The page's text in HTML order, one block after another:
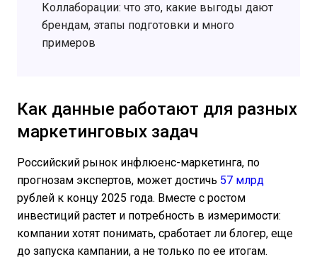
Коллаборации: что это, какие выгоды дают
брендам, этапы подготовки и много
примеров
Как данные работают для разных
маркетинговых задач
Российский рынок инфлюенс-маркетинга, по
прогнозам экспертов, может достичь 57 млрд
рублей к концу 2025 года. Вместе с ростом
инвестиций растет и потребность в измеримости:
компании хотят понимать, сработает ли блогер, еще
до запуска кампании, а не только по ее итогам.